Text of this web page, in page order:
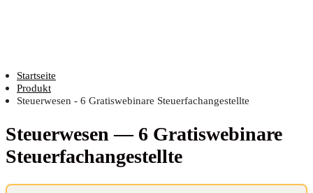
Startseite
Produkt
Steuerwesen - 6 Gratiswebinare Steuerfachangestellte
Steu­er­we­sen — 6 Gra­tis­web­i­na­re
Steuerfachangestellte